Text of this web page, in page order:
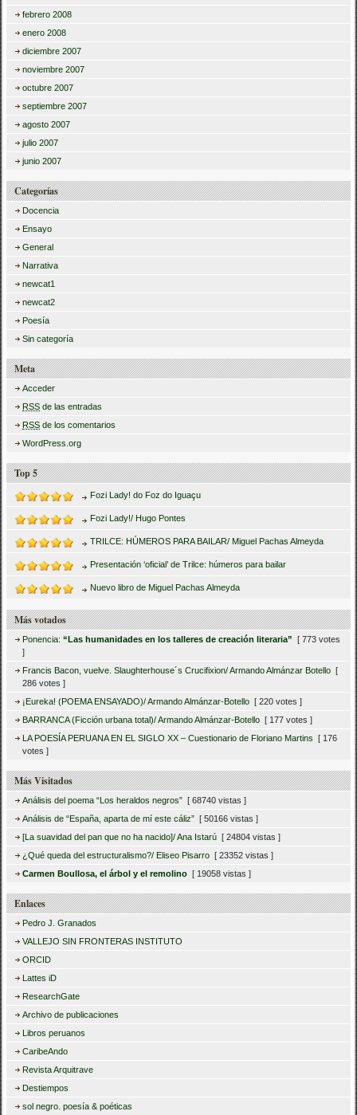
febrero 2008
enero 2008
diciembre 2007
noviembre 2007
octubre 2007
septiembre 2007
agosto 2007
julio 2007
junio 2007
Categorías
Docencia
Ensayo
General
Narrativa
newcat1
newcat2
Poesía
Sin categoría
Meta
Acceder
RSS de las entradas
RSS de los comentarios
WordPress.org
Top 5
Fozi Lady! do Foz do Iguaçu
Fozi Lady!/ Hugo Pontes
TRILCE: HÚMEROS PARA BAILAR/ Miguel Pachas Almeyda
Presentación ‘oficial’ de Trilce: húmeros para bailar
Nuevo libro de Miguel Pachas Almeyda
Más votados
Ponencia:“Las humanidades en los talleres de creación literaria” [ 773 votes
]
Francis Bacon, vuelve. Slaughterhouse´s Crucifixion/ Armando Almánzar Botello [
286 votes ]
¡Eureka! (POEMA ENSAYADO)/ Armando Almánzar-Botello [ 220 votes ]
BARRANCA (Ficción urbana total)/ Armando Almánzar-Botello [ 177 votes ]
LA POESÍA PERUANA EN EL SIGLO XX – Cuestionario de Floriano Martins [ 176
votes ]
Más Visitados
Análisis del poema “Los heraldos negros” [ 68740 vistas ]
Análisis de “España, aparta de mí este cáliz” [ 50166 vistas ]
[La suavidad del pan que no ha nacido]/ Ana Istarú [ 24804 vistas ]
¿Qué queda del estructuralismo?/ Eliseo Pisarro [ 23352 vistas ]
Carmen Boullosa, el árbol y el remolino [ 19058 vistas ]
Enlaces
Pedro J. Granados
VALLEJO SIN FRONTERAS INSTITUTO
ORCID
Lattes iD
ResearchGate
Archivo de publicaciones
Libros peruanos
CaribeAndo
Revista Arquitrave
Destiempos
sol negro. poesía & poéticas